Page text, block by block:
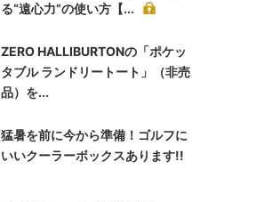
る“遠心力”の使い方【...
ZERO HALLIBURTONの「ポケッ
タブル ランドリートート」（非売
品）を...
猛暑を前に今から準備！ゴルフに
いいクーラーボックスあります!!